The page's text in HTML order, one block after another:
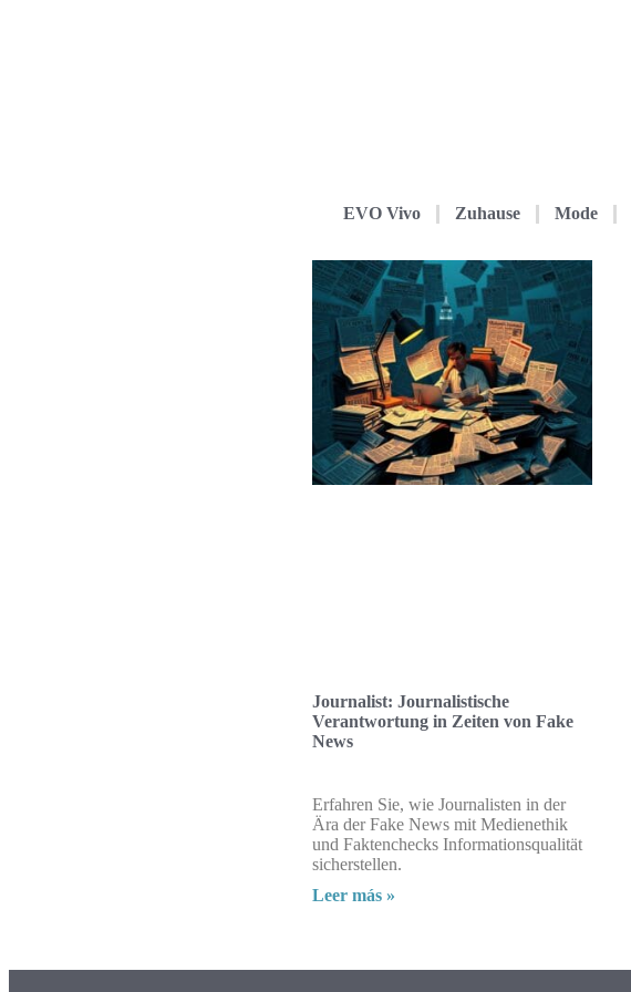
EVO Vivo Zuhause Mode
Journalist: Journalistische
Verantwortung in Zeiten von Fake
News
Erfahren Sie, wie Journalisten in der
Ära der Fake News mit Medienethik
und Faktenchecks Informationsqualität
sicherstellen.
Leer más »